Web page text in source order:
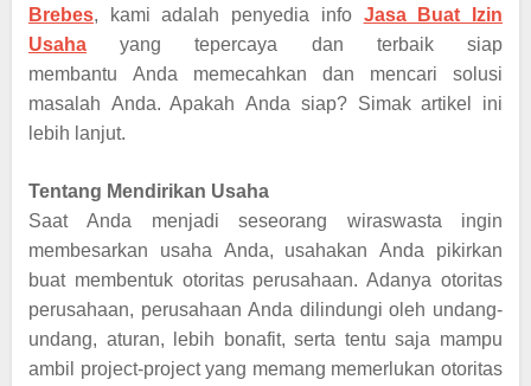
Brebes, kami adalah penyedia info Jasa Buat Izin
Usaha yangtepercaya dan terbaik siap
membantu Anda memecahkan dan mencari solusi
masalah Anda. Apakah Anda siap? Simak artikel ini
lebih lanjut.
Tentang Mendirikan Usaha
Saat Anda menjadi seseorang wiraswasta ingin
membesarkan usaha Anda, usahakan Anda pikirkan
buat membentuk otoritas perusahaan. Adanya otoritas
perusahaan, perusahaan Anda dilindungi oleh undang-
undang, aturan, lebih bonafit, serta tentu saja mampu
ambil project-project yang memang memerlukan otoritas